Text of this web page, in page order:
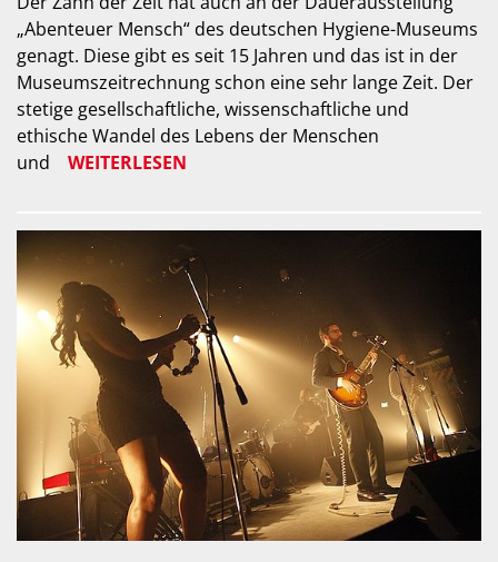
„Abenteuer Mensch“ des deutschen Hygiene-Museums
genagt. Diese gibt es seit 15 Jahren und das ist in der
Museumszeitrechnung schon eine sehr lange Zeit. Der
stetige gesellschaftliche, wissenschaftliche und
ethische Wandel des Lebens der Menschen
und
WEITERLESEN